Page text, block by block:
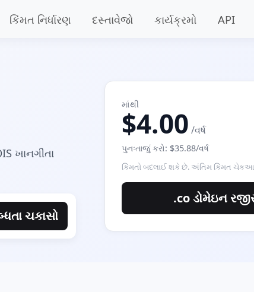
કિંમત નિર્ધારણ દસ્તાવેજો કાર્યક્રમો API
ખાનગીતા
ચકાસો
માંથી
$4.00 /વર્ષ
પુનઃતાજું કરો: $35.88/વર્ષ
કિંમતો બદલાઈ શકે છે. અંતિમ કિંમત
.co ડોમેઇન